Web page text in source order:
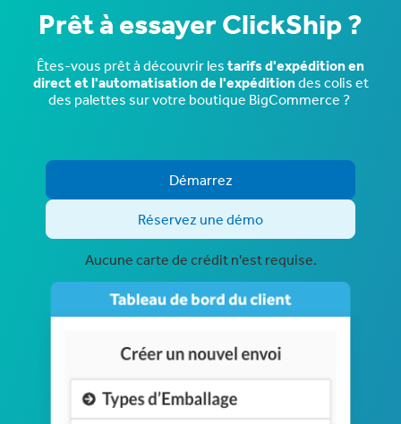
Prêt à essayer ClickShip ?
Êtes-vous prêt à découvrir les tarifs d'expédition en
direct et l'automatisation de l'expéditiondes colis et
des palettes sur votre boutique BigCommerce ?
Démarrez
Réservez une démo
Aucune carte de crédit n'est requise.